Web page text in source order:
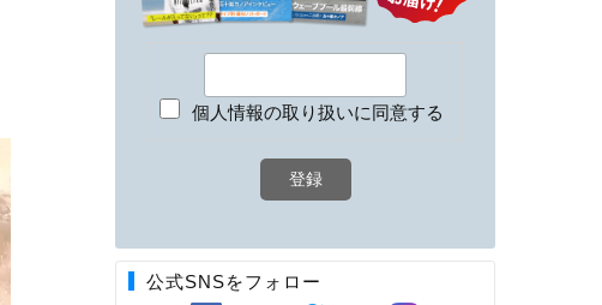
個人情報の取り扱いに同意する
公式SNSをフォロー